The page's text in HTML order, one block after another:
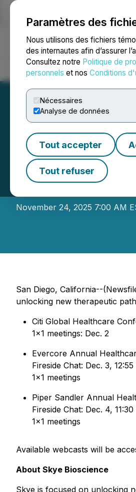
Paramètres des
Nous utilisons des fichiers
des internautes afin d’assurer
Consultez notre Politique de
personnels et nos Conditions
Nécessaires
Analyse de données
Tout accepter
Tout refuser
NEWSFILE
Accueil À propos Services
Skye
November 24, 2025 7:00 AM
San Diego, California--
unlocking new therapeutic
Citi Global Healthcare
1x1 meetings: Dec. 2
Evercore Annual
Fireside Chat: Dec. 3,
1x1 meetings
Piper Sandler Annual
Fireside Chat: Dec. 4, 11:30
1x1 meetings
Available webcasts will be
About Skye Bioscience
Skye is focused on unlocking